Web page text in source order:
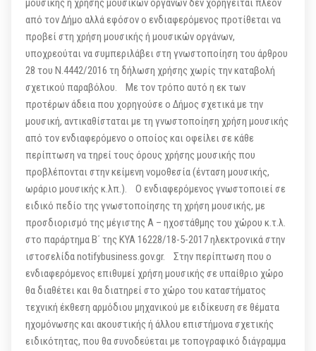
μουσικής ή χρήσης μουσικών οργάνων δεν χορηγείται πλέον
από τον Δήμο αλλά εφόσον ο ενδιαφερόμενος προτίθεται να
προβεί στη χρήση μουσικής ή μουσικών οργάνων,
υποχρεούται να συμπεριλάβει στη γνωστοποίηση του άρθρου
28 του Ν.4442/2016 τη δήλωση χρήσης χωρίς την καταβολή
σχετικού παραβόλου. Με τον τρόπο αυτό η εκ των
προτέρων άδεια που χορηγούσε ο Δήμος σχετικά με την
μουσική, αντικαθίσταται με τη γνωστοποίηση χρήση μουσικής
από τον ενδιαφερόμενο ο οποίος και οφείλει σε κάθε
περίπτωση να τηρεί τους όρους χρήσης μουσικής που
προβλέπονται στην κείμενη νομοθεσία (ένταση μουσικής,
ωράριο μουσικής κ.λπ.). Ο ενδιαφερόμενος γνωστοποιεί σε
ειδικό πεδίο της γνωστοποίησης τη χρήση μουσικής, με
προσδιορισμό της μέγιστης Α – ηχοστάθμης του χώρου κ.τ.λ.
στο παράρτημα Β΄ της ΚΥΑ 16228/18-5-2017 ηλεκτρονικά στην
ιστοσελίδα notifybusiness.gov.gr. Στην περίπτωση που ο
ενδιαφερόμενος επιθυμεί χρήση μουσικής σε υπαίθριο χώρο
θα διαθέτει και θα διατηρεί στο χώρο του καταστήματος
τεχνική έκθεση αρμόδιου μηχανικού με ειδίκευση σε θέματα
ηχομόνωσης και ακουστικής ή άλλου επιστήμονα σχετικής
ειδικότητας, που θα συνοδεύεται με τοπογραφικό διάγραμμα